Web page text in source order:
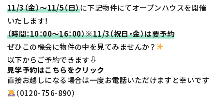
11/3（金）～11/5（日）に下記物件にてオープンハウスを開催
いたします！
（時間：10：00～16：00）※11/3（祝日・金）は要予約
ぜひこの機会に物件の中を見てみませんか？
以下からご予約できます⇩
見学予約はこちらをクリック
直接お越しになる場合は一度お電話いただけますと幸いです
（0120-756-890）